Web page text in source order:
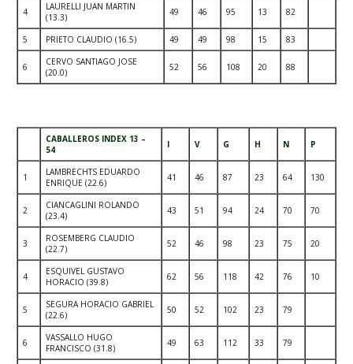
4
LAURELLI JUAN MARTIN
(13.3)
49 46 95 13 82
5 PRIETO CLAUDIO (16.5) 49 49 98 15 83
6
CERVO SANTIAGO JOSE
(20.0)
52 56 108 20 88
CABALLEROS INDEX 13 –
54
I V G H N P
1
LAMBRECHTS EDUARDO
ENRIQUE (22.6)
41 46 87 23 64 130
2
CIANCAGLINI ROLANDO
(23.4)
43 51 94 24 70 70
3
ROSEMBERG CLAUDIO
(22.7)
52 46 98 23 75 20
4
ESQUIVEL GUSTAVO
HORACIO (39.8)
62 56 118 42 76 10
5
SEGURA HORACIO GABRIEL
(22.6)
50 52 102 23 79
6
VASSALLO HUGO
FRANCISCO (31.8)
49 63 112 33 79